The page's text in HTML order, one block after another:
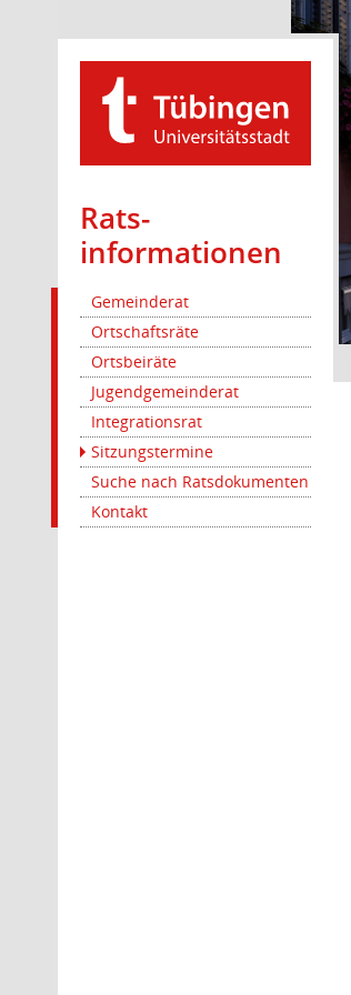
Rats­
informationen
Gemeinderat
Ortschaftsräte
Ortsbeiräte
Jugendgemeinderat
Integrationsrat
Sitzungstermine
Suche nach Ratsdokumenten
Kontakt